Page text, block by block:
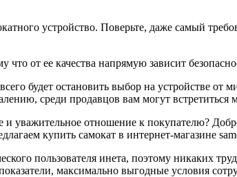
устройство. Поверьте, даже самый
от ее качества напрямую зависит
будет остановить выбор на устройстве
среди продавцов вам могут
и уважительное отношение к покупателю?
купить самокат в интернет-магазине
пользователя инета, поэтому никаких
максимально выгодные условия